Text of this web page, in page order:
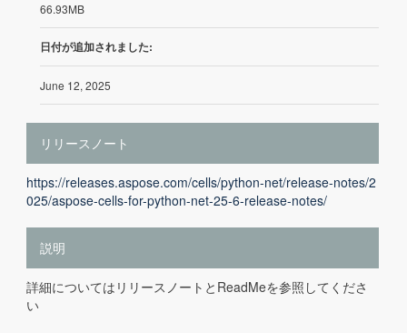
66.93MB
日付が追加されました:
June 12, 2025
リリースノート
https://releases.aspose.com/cells/python-net/release-notes/2
025/aspose-cells-for-python-net-25-6-release-notes/
説明
詳細についてはリリースノートとReadMeを参照してくださ
い